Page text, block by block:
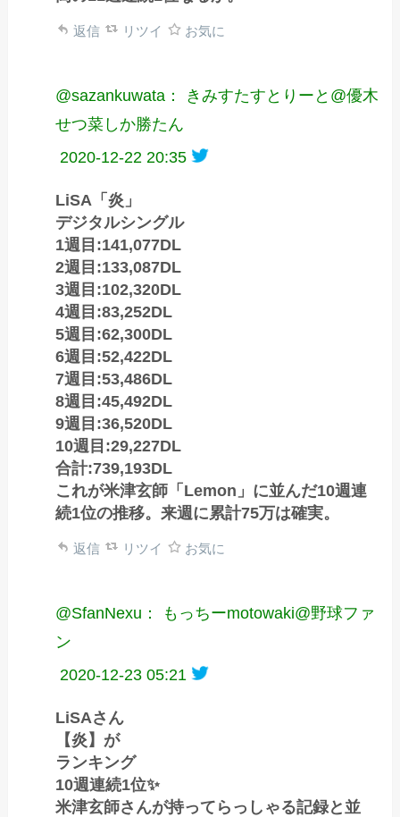
返信 リツイ お気に
@sazankuwata： きみすたすとりーと@優木
せつ菜しか勝たん
2020-12-22 20:35
LiSA「炎」
デジタルシングル
1週目:141,077DL
2週目:133,087DL
3週目:102,320DL
4週目:83,252DL
5週目:62,300DL
6週目:52,422DL
7週目:53,486DL
8週目:45,492DL
9週目:36,520DL
10週目:29,227DL
合計:739,193DL
これが米津玄師「Lemon」に並んだ10週連
続1位の推移。来週に累計75万は確実。
返信 リツイ お気に
@SfanNexu： もっちーmotowaki@野球ファ
ン
2020-12-23 05:21
LiSAさん
【炎】が
ランキング
10週連続1位✨
米津玄師さんが持ってらっしゃる記録と並